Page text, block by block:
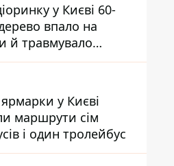
у Києві 60-
впало на
й травмувало
- подробиці
у Києві
маршрути сім
і один тролейбус